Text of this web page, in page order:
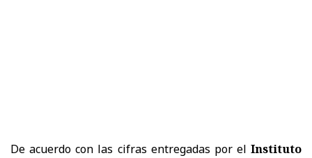
De acuerdo con las cifras entregadas por el Instituto